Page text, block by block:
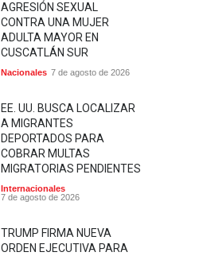
AGRESIÓN SEXUAL
CONTRA UNA MUJER
ADULTA MAYOR EN
CUSCATLÁN SUR
Nacionales 7 de agosto de 2026
EE. UU. BUSCA LOCALIZAR
A MIGRANTES
DEPORTADOS PARA
COBRAR MULTAS
MIGRATORIAS PENDIENTES
Internacionales
7 de agosto de 2026
TRUMP FIRMA NUEVA
ORDEN EJECUTIVA PARA